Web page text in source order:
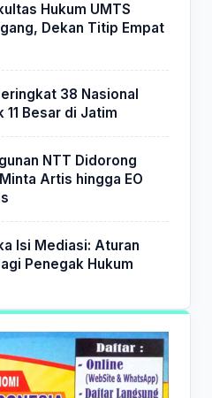
Hukum UMTS
Dekan Titip Empat
38 Nasional
11 Besar di Jatim
NTT Didorong
Artis hingga EO
Isi Mediasi: Aturan
Penegak Hukum